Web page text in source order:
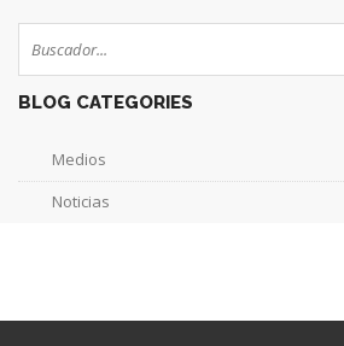
BLOG CATEGORIES
Medios
Noticias